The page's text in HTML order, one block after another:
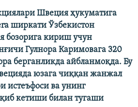
Швеция ҳукуматига
ширкати Ўзбекистон
бозорига кириш учун
Гулнора Каримовага 320
берганликда айбланмоқда. Бу
юзага чиққан жанжал
истеъфоси ва унинг
кетиши билан тугаши